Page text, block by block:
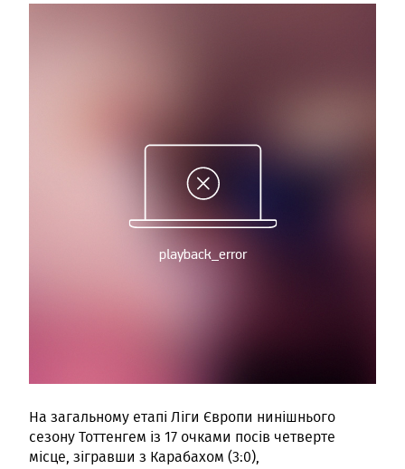
На загальному етапі Ліги Європи нинішнього
сезону Тоттенгем із 17 очками посів четверте
місце, зігравши з Карабахом (3:0),